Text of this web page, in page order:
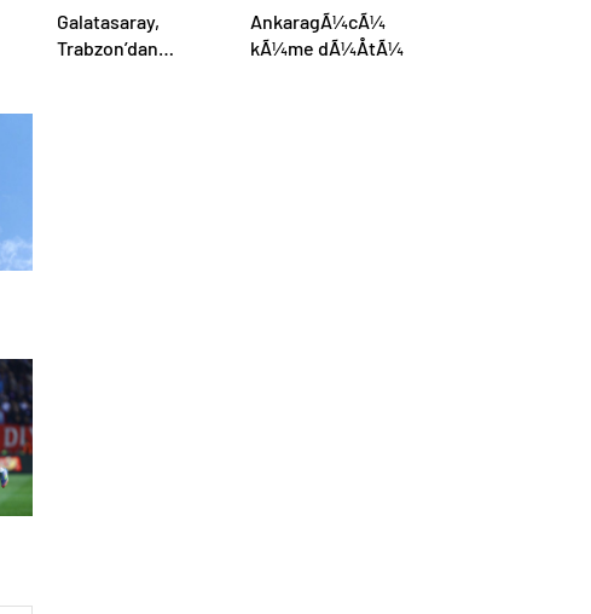
Galatasaray,
Trabzon’dan
AnkaragÃ¼cÃ¼
kÃ¼me dÃ¼ÅtÃ¼